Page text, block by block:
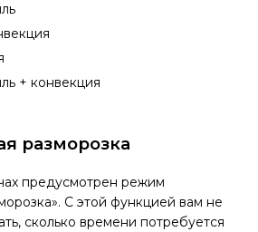
+ конвекция
разморозка
предусмотрен режим
С этой функцией вам не
сколько времени потребуется